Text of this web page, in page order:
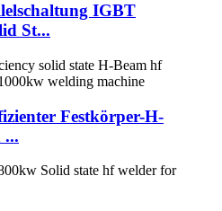
IGBT
St...
Festkörper-H-
...